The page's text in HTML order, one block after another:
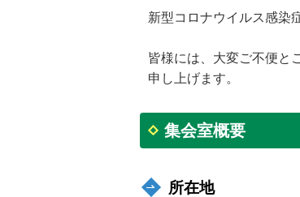
新型コロナウイルス感染
皆様には、大変ご不便と
申し上げます。
集会室概要
所在地